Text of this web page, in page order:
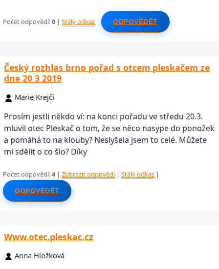
Počet odpovědí:0 |Stálý odkaz | ODPOVĚDĚT
Český rozhlas brno pořad s otcem pleskačem ze
dne 20 3 2019
Marie Krejčí
Prosím jestli někdo ví: na konci pořadu ve středu 20.3.
mluvil otec Pleskač o tom, že se něco nasype do ponožek
a pomáhá to na klouby? Neslyšela jsem to celé. Můžete
mi sdělit o co šlo? Díky
Počet odpovědí:4 |Zobrazit odpovědi |Stálý odkaz |
ODPOVĚDĚT
Www.otec.pleskac.cz
Anna Hložková